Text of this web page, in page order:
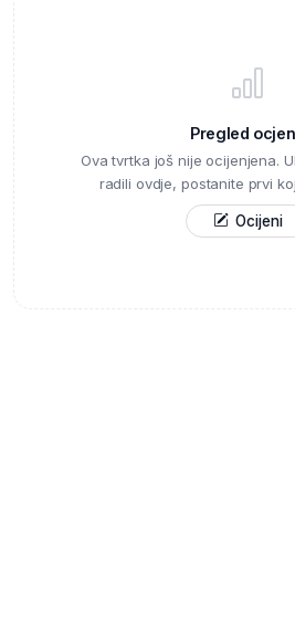
Pregled
Ova tvrtka još nije ocijenjena.
radili ovdje, postanite prvi
Ocijeni